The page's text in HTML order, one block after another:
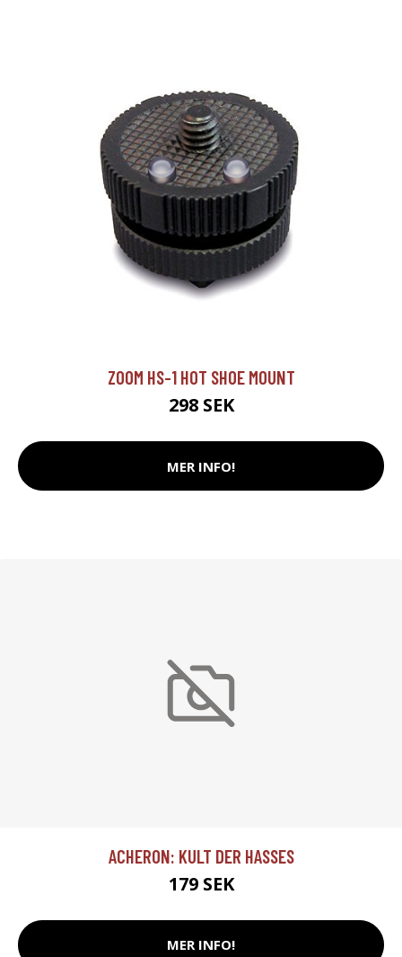
ZOOM HS-1 HOT SHOE MOUNT
298 SEK
MER INFO!
ACHERON: KULT DER HASSES
179 SEK
MER INFO!